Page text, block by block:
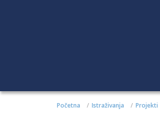
Početna Istraživanja Projekti